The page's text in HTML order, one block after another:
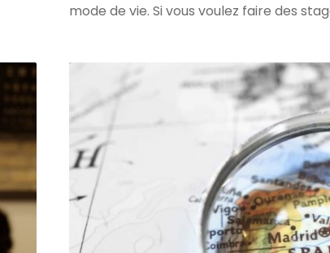
mode de vie. Si vous voulez faire des